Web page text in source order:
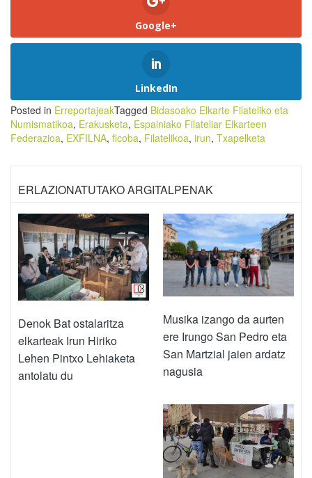
Google+
LinkedIn
Posted in ErreportajeakTagged Bidasoako Elkarte Filateliko eta
Numismatikoa, Erakusketa, Espainiako Filateliar Elkarteen
Federazioa, EXFILNA, ficoba, Filatelikoa, irun, Txapelketa
ERLAZIONATUTAKO ARGITALPENAK
Denok Bat ostalaritza
elkarteak Irun Hiriko
Lehen Pintxo Lehiaketa
antolatu du
Musika izango da aurten
ere Irungo San Pedro eta
San Martzial jaien ardatz
nagusia